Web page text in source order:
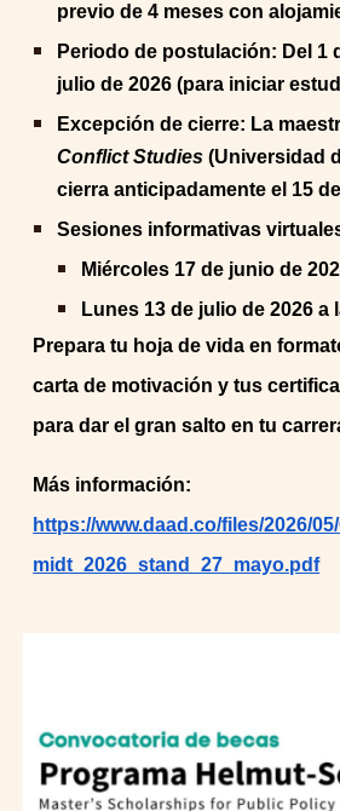
previo de 4 meses con
Periodo de postulación: Del 1
julio de 2026 (para iniciar
Excepción de cierre: La
Conflict Studies (Universidad
cierra anticipadamente el 15
Sesiones informativas
Miércoles 17 de junio de
Lunes 13 de julio de 2026 a
Prepara tu hoja de vida en
carta de motivación y tus
para dar el gran salto en tu
Más información:
https://www.daad.co/files/2026/
midt_2026_stand_27_mayo.pdf